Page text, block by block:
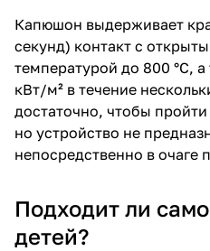
Капюшон выдерживает
секунд) контакт с
температурой до 800 °C,
кВт/м² в течение
достаточно, чтобы
но устройство не
непосредственно в очаге
Подходит ли
детей?